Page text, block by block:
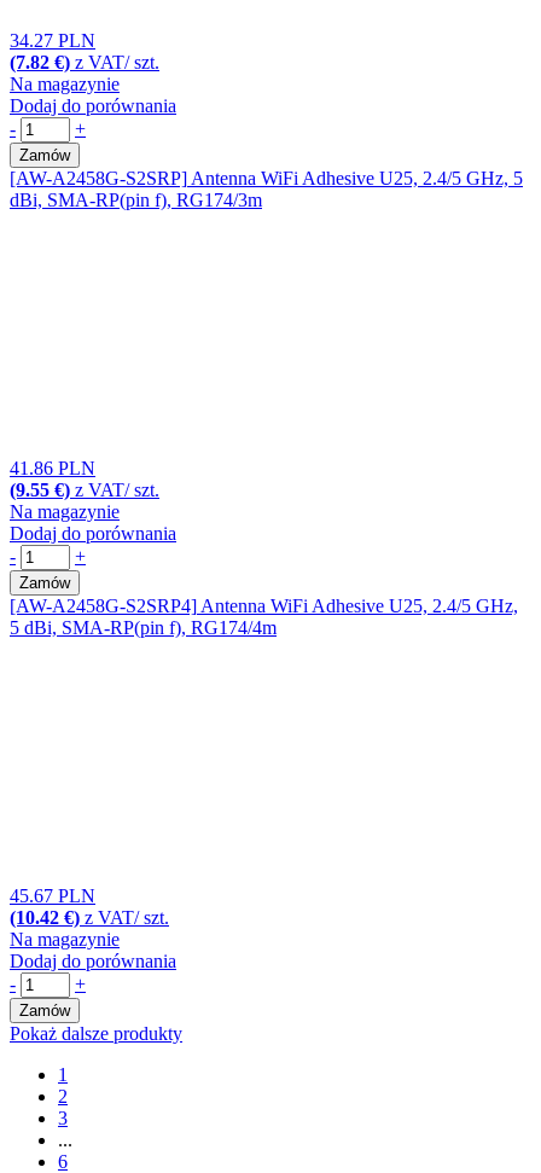
34.27 PLN
(7.82 €) z VAT/ szt.
Na magazynie
Dodaj do porównania
-
+
Zamów
[AW-A2458G-S2SRP] Antenna WiFi Adhesive U25, 2.4/5 GHz, 5
dBi, SMA-RP(pin f), RG174/3m
41.86 PLN
(9.55 €) z VAT/ szt.
Na magazynie
Dodaj do porównania
-
+
Zamów
[AW-A2458G-S2SRP4] Antenna WiFi Adhesive U25, 2.4/5 GHz,
5 dBi, SMA-RP(pin f), RG174/4m
45.67 PLN
(10.42 €) z VAT/ szt.
Na magazynie
Dodaj do porównania
-
+
Zamów
Pokaż dalsze produkty
1
2
3
...
6